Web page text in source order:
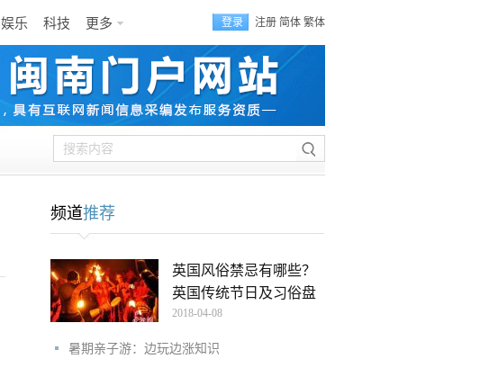
娱乐 科技 更多 登录 注册 简体 繁体
频道推荐
英国风俗禁忌有哪些？
英国传统节日及习俗盘
2018-04-08
暑期亲子游：边玩边涨知识